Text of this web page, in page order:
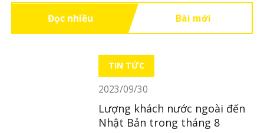
Đọc nhiều Bài mới
TIN TỨC
2023/09/30
Lượng khách nước ngoài đến
Nhật Bản trong tháng 8